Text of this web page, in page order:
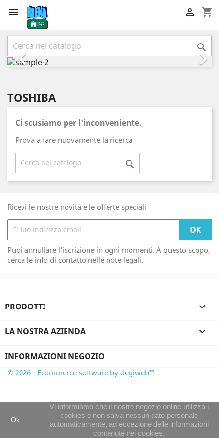
 shopping_cart



Precedente

TOSHIBA
Ci scusiamo per l'inconveniente.
Prova a fare nuovamente la ricerca

Ricevi le nostre novità e le offerte speciali
Puoi annullare l'iscrizione in ogni momenti. A questo scopo,
cerca le info di contatto nelle note legali.
PRODOTTI 
LA NOSTRA AZIENDA 
INFORMAZIONI NEGOZIO
Ok
Vi informiamo che il nostro negozio online utilizza i
cookies e non salva nessun dato personale
automaticamente, ad eccezione delle informazioni
contenute nei cookies.
© 2026 - Ecommerce software by degiweb™